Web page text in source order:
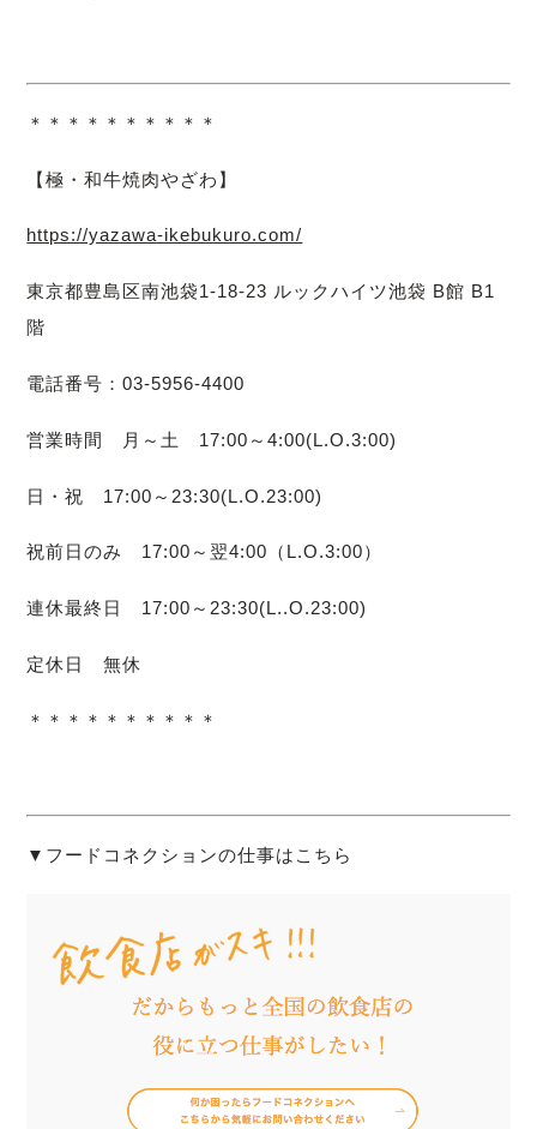
＊＊＊＊＊＊＊＊＊＊
【極・和牛焼肉やざわ】
https://yazawa-ikebukuro.com/
東京都豊島区南池袋1-18-23 ルックハイツ池袋 B館 B1
階
電話番号：03-5956-4400
営業時間 月～土 17:00～4:00(L.O.3:00)
日・祝 17:00～23:30(L.O.23:00)
祝前日のみ 17:00～翌4:00（L.O.3:00）
連休最終日 17:00～23:30(L..O.23:00)
定休日 無休
＊＊＊＊＊＊＊＊＊＊
▼フードコネクションの仕事はこちら